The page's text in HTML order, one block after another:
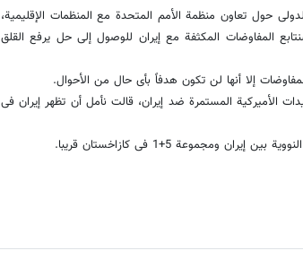
حول تعاون منظمة الأمم المتحدة مع المنظمات الإقلیمیة،
المفاوضات المکثفة مع إیران للوصول إلى حل یرفع القلق
إلا أنها لن تکون هدفاً بأی حال من الأحوال.
الأمیرکیة المستمرة ضد إیران، قالت نأمل أن تظهر إیران فی
5+1 فی کازاخستان قریبا.